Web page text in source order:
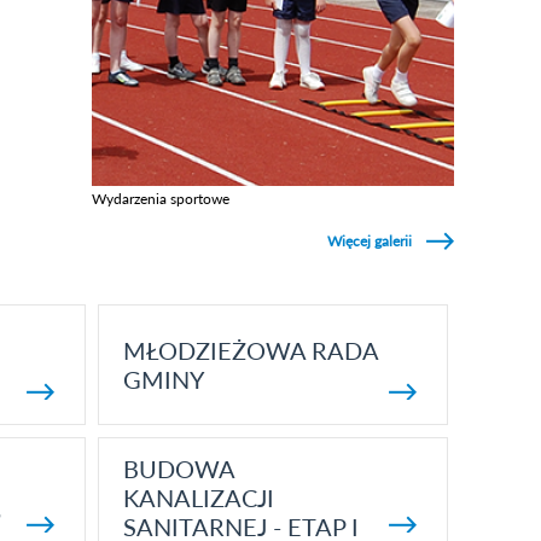
Wydarzenia sportowe
Więcej galerii
MŁODZIEŻOWA RADA
GMINY
BUDOWA
KANALIZACJI
SANITARNEJ - ETAP I